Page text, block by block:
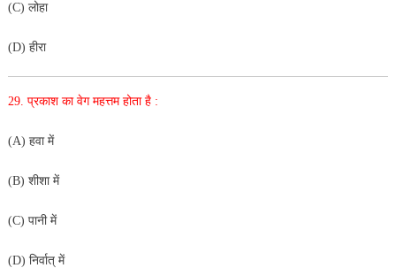
(C) लोहा
(D) हीरा
29. प्रकाश का वेग महत्तम होता है :
(A) हवा में
(B) शीशा में
(C) पानी में
(D) निर्वात् में